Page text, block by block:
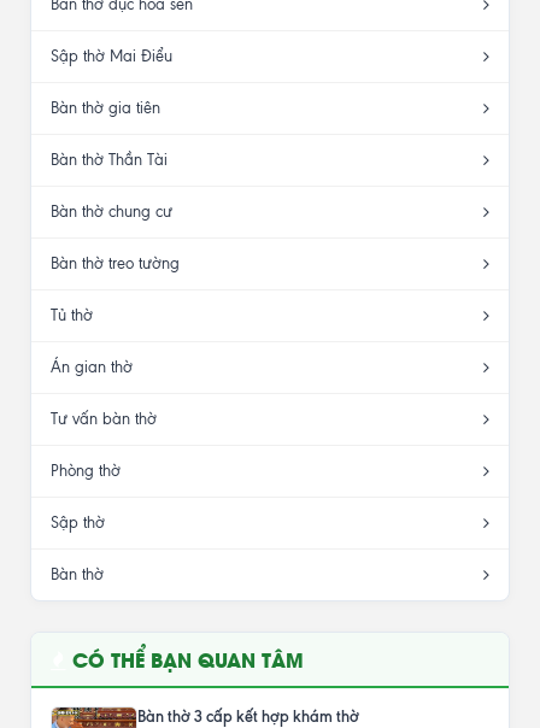
Bàn thờ đục hoa sen
Sập thờ Mai Điểu
Bàn thờ gia tiên
Bàn thờ Thần Tài
Bàn thờ chung cư
Bàn thờ treo tường
Tủ thờ
Án gian thờ
Tư vấn bàn thờ
Phòng thờ
Sập thờ
Bàn thờ
CÓ THỂ BẠN QUAN TÂM
Bàn thờ 3 cấp kết hợp khám thờ